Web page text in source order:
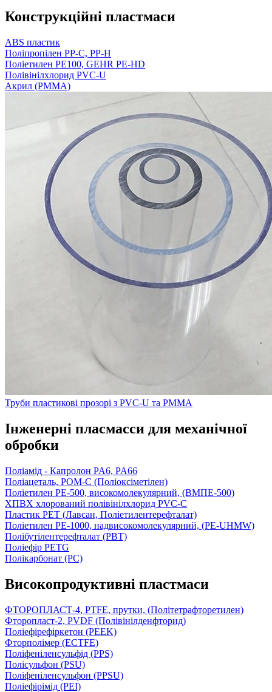
Конструкційні пластмаси
ABS пластик
Поліпропілен PP-C, PP-H
Поліетилен PE100, GEHR PE-HD
Полівінілхлорид PVC-U
Акрил (PMMA)
Труби пластикові прозорі з PVC-U та PMMA
Інженерні пласмасси для механічної
обробки
Поліамід - Капролон PA6, PA66
Поліацеталь, POM-C (Поліоксіметілен)
Поліетилен PE-500, високомолекулярний, (ВМПЕ-500)
ХПВХ хлорований полівінілхлорид PVC-C
Пластик PET (Лавсан, Поліетилентерефталат)
Поліетилен PE-1000, надвисокомолекулярний, (PE-UHMW)
Полібутілентерефталат (PBT)
Поліефір PETG
Полікарбонат (PC)
Високопродуктивні пластмаси
ФТОРОПЛАСТ-4, PTFE, прутки, (Політетрафторетилен)
Фторопласт-2, PVDF (Полівінілденфторид)
Поліефірефіркетон (PEEK)
Фторполімер (ECTFE)
Поліфеніленсульфід (PPS)
Полісульфон (PSU)
Поліфеніленсульфон (PPSU)
Поліефірімід (PEI)